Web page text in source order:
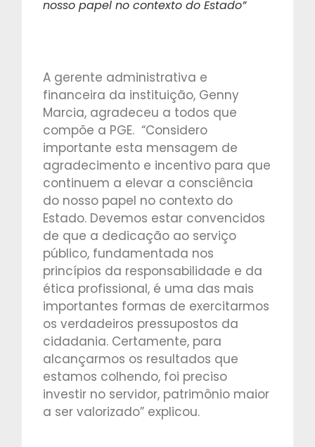
nosso papel no contexto do Estado”
A gerente administrativa e
financeira da instituição, Genny
Marcia, agradeceu a todos que
compõe a PGE. “Considero
importante esta mensagem de
agradecimento e incentivo para que
continuem a elevar a consciência
do nosso papel no contexto do
Estado. Devemos estar convencidos
de que a dedicação ao serviço
público, fundamentada nos
princípios da responsabilidade e da
ética profissional, é uma das mais
importantes formas de exercitarmos
os verdadeiros pressupostos da
cidadania. Certamente, para
alcançarmos os resultados que
estamos colhendo, foi preciso
investir no servidor, patrimônio maior
a ser valorizado” explicou.